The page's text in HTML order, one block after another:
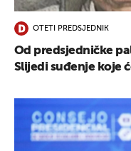
OTETI PREDSJEDNIK
Od predsjedničke
Slijedi suđenje koje